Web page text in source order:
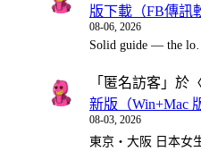
版下載（FB傳訊
08-06, 2026
Solid guide — the
「 匿名訪客 」於
新版（Win+Mac
08-03, 2026
東京・大阪 日本女